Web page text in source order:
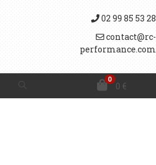
02 99 85 53 28
contact@rc-
performance.com
0
0 €